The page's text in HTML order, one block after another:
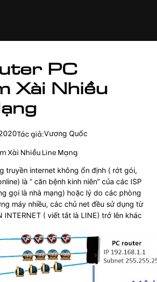
PC
Xài Nhiều
Tác giả:Vương Quốc
Xài Nhiều Line Mạng
truyền internet không ổn định ( rớt gói,
là ” căn bệnh kinh niên” của các ISP
gọi là nhà mạng) hoặc lý do các phòng
máy nhiều, các chủ net đều sử dụng từ
INTERNET ( viết tắt là LINE) trở lên khác